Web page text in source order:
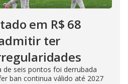
em R$ 68
ter
de seis pontos foi derrubada
ban continua válido até 2027